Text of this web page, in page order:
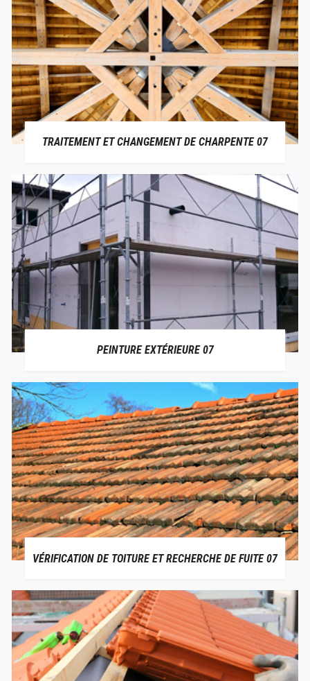
TRAITEMENT ET CHANGEMENT DE CHARPENTE 07
PEINTURE EXTÉRIEURE 07
VÉRIFICATION DE TOITURE ET RECHERCHE DE FUITE 07